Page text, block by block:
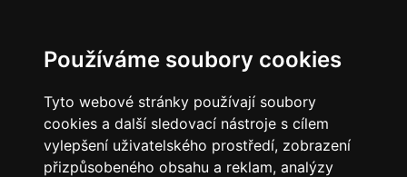
Používáme soubory cookies
Tyto webové stránky používají soubory
cookies a další sledovací nástroje s cílem
vylepšení uživatelského prostředí, zobrazení
přizpůsobeného obsahu a reklam, analýzy